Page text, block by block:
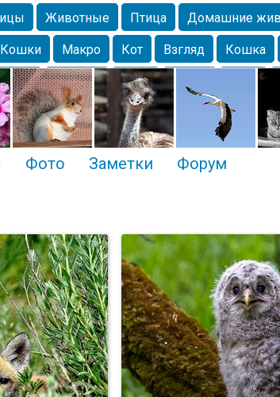
Животные Птица Домашние
Кошки Макро Кот Взгляд Кошка
Москва Парк Белка
Утки Николаев Насекомое
Фото Заметки Форум